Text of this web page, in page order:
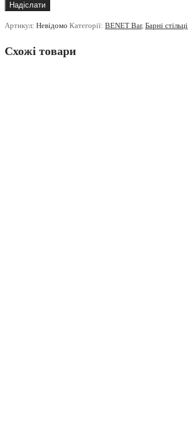
Артикул: Невідомо Категорії: BENET Bar, Барні стільці
Схожі товари